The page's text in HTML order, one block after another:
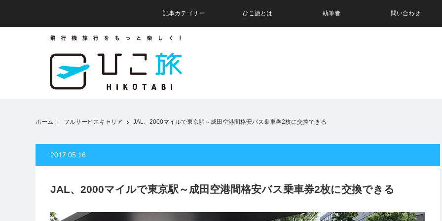
記事カテゴリー ひこ旅とは 執筆者 問い合わせ
ホーム フルサービスキャリア JAL、2000マイルで東京駅～成田空港間格安バス乗車券2枚に交換できる
2017.05.16
JAL、2000マイルで東京駅～成田空港間格安バス乗車券2枚に交換できる